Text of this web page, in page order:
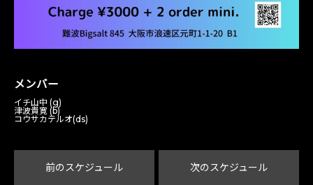
メンバー
イチ山中 (g)
津波貴寛 (b)
コウサカテルオ(ds)
前のスケジュール 次のスケジュール